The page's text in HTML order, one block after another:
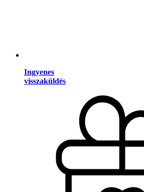
Ingyenes
visszaküldés